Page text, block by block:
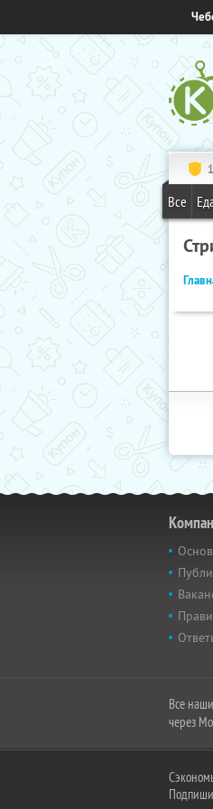
Все
Все
через